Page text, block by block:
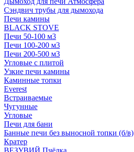
Сэндвич трубы для дымохода
Печи камины
BLACK STOVE
Печи 50-100 м3
Печи 100-200 м3
Печи 200-500 м3
Угловые с плитой
Узкие печи камины
Каминные топки
Everest
Встраиваемые
Чугунные
Угловые
Печи для бани
Банные печи без выносной топки (б/в)
Кратер
ВЕЗУВИЙ Пчёлка